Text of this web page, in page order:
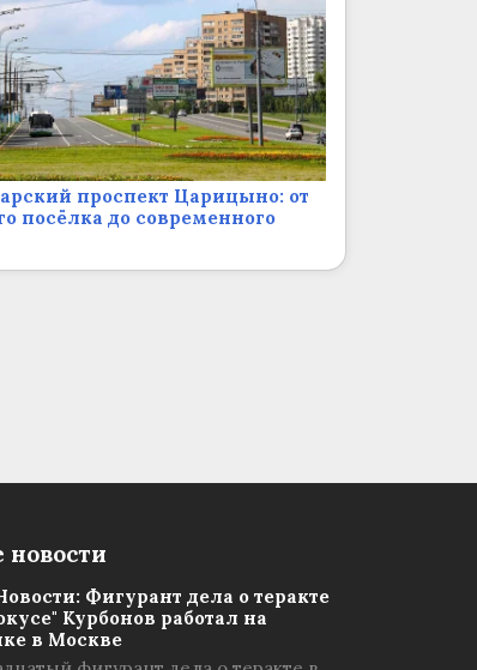
проспект Царицыно: от
посёлка до современного
Фигурант дела о теракте
Курбонов работал на
в Москве